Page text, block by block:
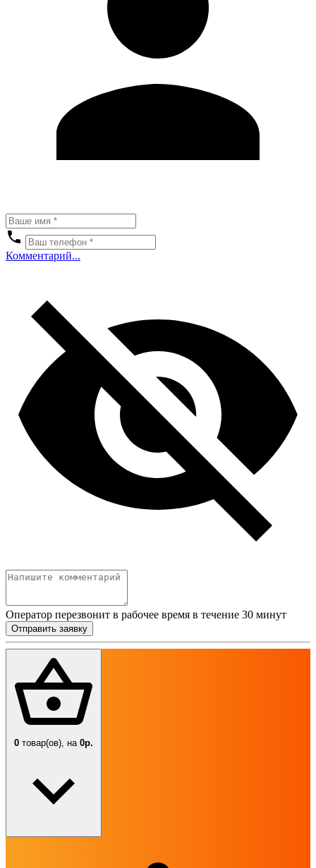
Комментарий...
Оператор перезвонит в рабочее время в течение 30 минут
Отправить заявку
0 товар(ов), на 0р.